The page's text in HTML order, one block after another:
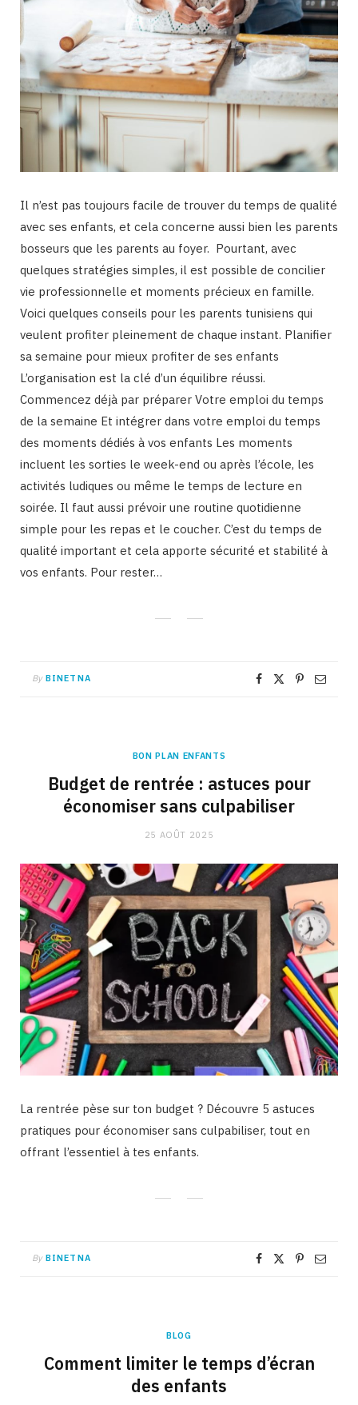
Il n’est pas toujours facile de trouver du temps de qualité
avec ses enfants, et cela concerne aussi bien les parents
bosseurs que les parents au foyer. Pourtant, avec
quelques stratégies simples, il est possible de concilier
vie professionnelle et moments précieux en famille.
Voici quelques conseils pour les parents tunisiens qui
veulent profiter pleinement de chaque instant. Planifier
sa semaine pour mieux profiter de ses enfants
L’organisation est la clé d’un équilibre réussi.
Commencez déjà par préparer Votre emploi du temps
de la semaine Et intégrer dans votre emploi du temps
des moments dédiés à vos enfants Les moments
incluent les sorties le week-end ou après l’école, les
activités ludiques ou même le temps de lecture en
soirée. Il faut aussi prévoir une routine quotidienne
simple pour les repas et le coucher. C’est du temps de
qualité important et cela apporte sécurité et stabilité à
vos enfants. Pour rester…
By BINETNA
BON PLAN ENFANTS
Budget de rentrée : astuces pour
économiser sans culpabiliser
25 AOÛT 2025
La rentrée pèse sur ton budget ? Découvre 5 astuces
pratiques pour économiser sans culpabiliser, tout en
offrant l’essentiel à tes enfants.
By BINETNA
BLOG
Comment limiter le temps d’écran
des enfants